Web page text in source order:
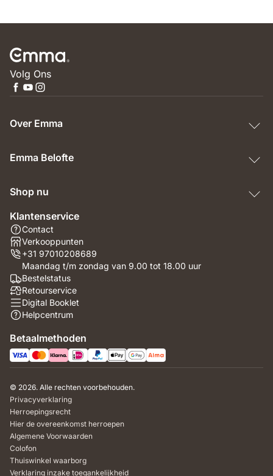
Volg Ons
Over Emma
Emma Belofte
Shop nu
Klantenservice
Contact
Verkooppunten
+31 97010208689
Maandag t/m zondag van 9.00 tot 18.00 uur
Bestelstatus
Retourservice
Digital Booklet
Helpcentrum
Betaalmethoden
© 2026. Alle rechten voorbehouden.
Privacyverklaring
Herroepingsrecht
Hier de overeenkomst herroepen
Algemene Voorwaarden
Colofon
Thuiswinkel waarborg
Verklaring inzake toegankelijkheid